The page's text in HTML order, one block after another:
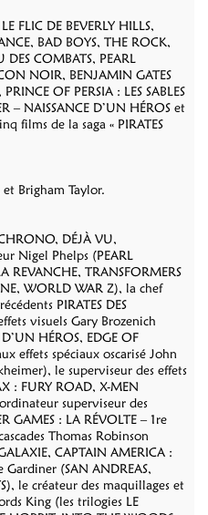
FLIC DE BEVERLY HILLS,
BAD BOYS, THE ROCK,
DES COMBATS, PEARL
NOIR, BENJAMIN GATES
OF PERSIA : LES SABLES
– NAISSANCE D’UN HÉROS et
films de la saga « PIRATES
Brigham Taylor.
DÉJÀ VU,
Nigel Phelps (PEARL
REVANCHE, TRANSFORMERS
WORLD WAR Z), la chef
PIRATES DES
visuels Gary Brozenich
HÉROS, EDGE OF
effets spéciaux oscarisé John
le superviseur des effets
: FURY ROAD, X-MEN
superviseur des
GAMES : LA RÉVOLTE – 1re
Thomas Robinson
CAPTAIN AMERICA :
Gardiner (SAN ANDREAS,
le créateur des maquillages et
King (les trilogies LE